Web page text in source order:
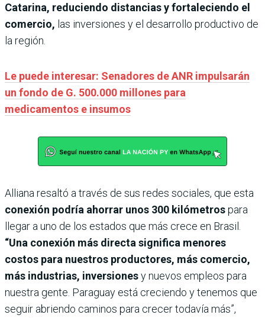
Catarina, reduciendo distancias y fortaleciendo el
comercio, las inversiones y el desarrollo productivo de
la región.
Le puede interesar: Senadores de ANR impulsarán
un fondo de G. 500.000 millones para
medicamentos e insumos
Alliana resaltó a través de sus redes sociales, que esta
conexión podría ahorrar unos 300 kilómetrospara
llegar a uno de los estados que más crece en Brasil.
“Una conexión más directa significa menores
costos para nuestros productores, más comercio,
más industrias, inversionesy nuevos empleos para
nuestra gente. Paraguay está creciendo y tenemos que
seguir abriendo caminos para crecer todavía más”,